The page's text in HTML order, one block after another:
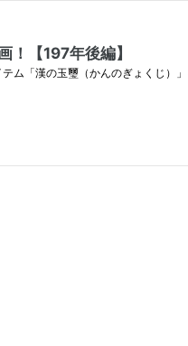
！【197年後編】
「漢の玉璽（かんのぎょくじ）